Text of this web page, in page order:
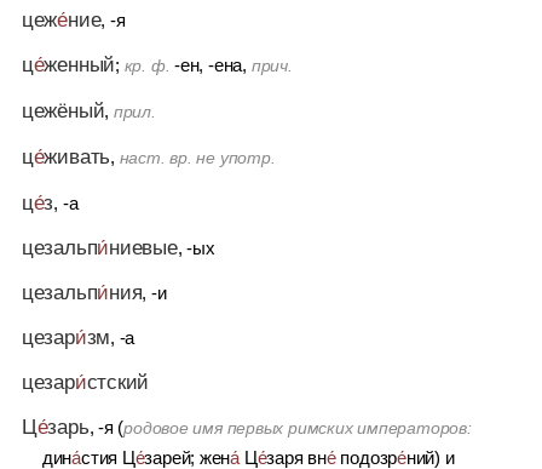
цеже́ние, -я
це́женный; кр. ф. -ен, -ена, прич.
цежёный, прил.
це́живать, наст. вр. не употр.
це́з, -а
цезальпи́ниевые, -ых
цезальпи́ния, -и
цезари́зм, -а
цезари́стский
Це́зарь, -я (родовое имя первых римских императоров:
дина́стия Це́зарей; жена́ Це́заря вне́подозре́ний) и